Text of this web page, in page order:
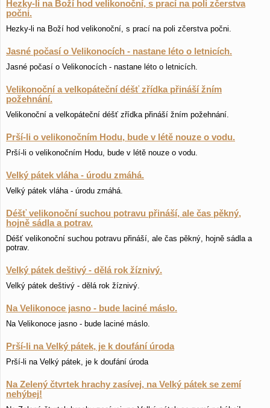
Hezky-li na Boží hod velikonoční, s prací na poli zčerstva
počni.
Hezky-li na Boží hod velikonoční, s prací na poli zčerstva počni.
Jasné počasí o Velikonocích - nastane léto o letnicích.
Jasné počasí o Velikonocích - nastane léto o letnicích.
Velikonoční a velkopáteční déšť zřídka přináší žním
požehnání.
Velikonoční a velkopáteční déšť zřídka přináší žním požehnání.
Prší-li o velikonočním Hodu, bude v létě nouze o vodu.
Prší-li o velikonočním Hodu, bude v létě nouze o vodu.
Velký pátek vláha - úrodu zmáhá.
Velký pátek vláha - úrodu zmáhá.
Déšť velikonoční suchou potravu přináší, ale čas pěkný,
hojně sádla a potrav.
Déšť velikonoční suchou potravu přináší, ale čas pěkný, hojně sádla a
potrav.
Velký pátek deštivý - dělá rok žíznivý.
Velký pátek deštivý - dělá rok žíznivý.
Na Velikonoce jasno - bude laciné máslo.
Na Velikonoce jasno - bude laciné máslo.
Prší-li na Velký pátek, je k doufání úroda
Prší-li na Velký pátek, je k doufání úroda
Na Zelený čtvrtek hrachy zasívej, na Velký pátek se zemí
nehýbej!